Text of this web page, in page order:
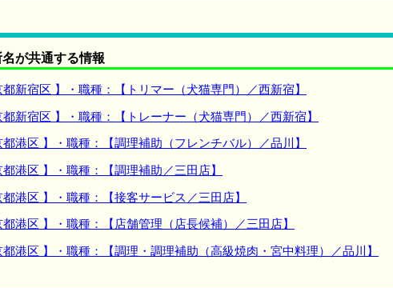
が共通する情報
宿区 】・職種：【トリマー（犬猫専門）／西新宿】
宿区 】・職種：【トレーナー（犬猫専門）／西新宿】
区 】・職種：【調理補助（フレンチバル）／品川】
港区 】・職種：【調理補助／三田店】
港区 】・職種：【接客サービス／三田店】
区 】・職種：【店舗管理（店長候補）／三田店】
区 】・職種：【調理・調理補助（高級焼肉・宮中料理）／品川】